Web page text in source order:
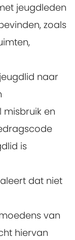
jeugdleden
zoals
naar
misbruik en
is
dat niet
van
hiervan